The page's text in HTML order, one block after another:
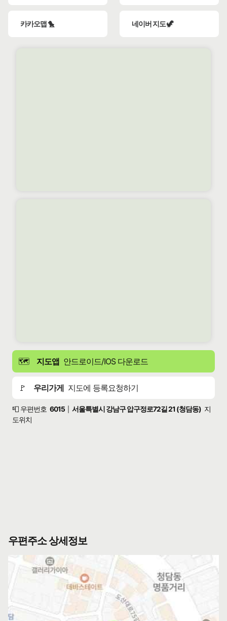
카카오맵 🐤 네이버 지도 🦖
🗺️ 지도앱 안드로이드/IOS 다운로드
🚩 우리가게 지도에 등록요청하기
📮 우편번호 6015 서울특별시 강남구 압구정로72길 21 (청담동) 지
도위치
우편주소 상세정보